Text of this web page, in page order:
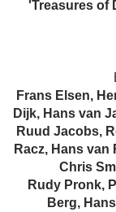
'Treasures of
Frans Elsen,
Dijk, Hans van
Ruud Jacobs,
Racz, Hans
Chris
Rudy Pronk,
Berg,